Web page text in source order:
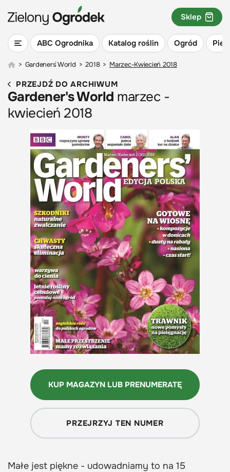
ABC Ogrodnika Katalog roślin Ogród
Sklep
> Gardeners` World > 2018 > Marzec-Kwiecień 2018
PRZEJDŹ DO ARCHIWUM
Gardener's World marzec -
kwiecień 2018
KUP MAGAZYN LUB PRENUMERATĘ
PRZEJRZYJ TEN NUMER
Małe jest piękne - udowadniamy to na 15